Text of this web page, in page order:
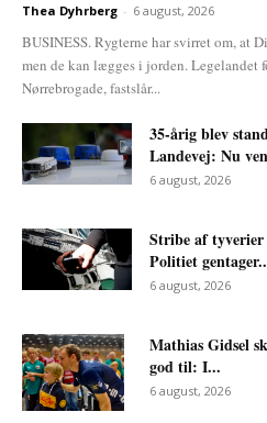
Thea Dyhrberg - 6 august, 2026
BUSINESS. Rygterne har svirret om, at
men de kan lægges i jorden. Legelandet
Nørrebrogade, fastslår...
35-årig blev
Landevej: Nu
6 august, 2026
Stribe af
Politiet
6 august, 2026
Mathias Gidsel
god til: I...
6 august, 2026